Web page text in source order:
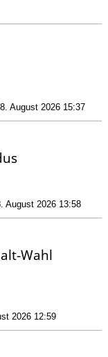
August 2026 15:37
August 2026 13:58
Wahl
2026 12:59